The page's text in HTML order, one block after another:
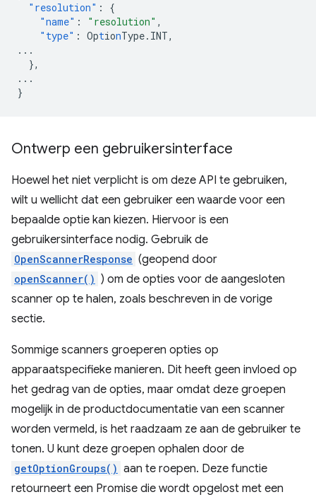
"resolution" :
{
"name" : "resolution" ,
"type" : OptionType.INT,
...
},
...
}
Ontwerp een gebruikersinterface
Hoewel het niet verplicht is om deze API te gebruiken,
wilt u wellicht dat een gebruiker een waarde voor een
bepaalde optie kan kiezen. Hiervoor is een
gebruikersinterface nodig. Gebruik de
OpenScannerResponse (geopend door
openScanner() ) om de opties voor de aangesloten
scanner op te halen, zoals beschreven in de vorige
sectie.
Sommige scanners groeperen opties op
apparaatspecifieke manieren. Dit heeft geen invloed op
het gedrag van de opties, maar omdat deze groepen
mogelijk in de productdocumentatie van een scanner
worden vermeld, is het raadzaam ze aan de gebruiker te
tonen. U kunt deze groepen ophalen door de
getOptionGroups() aan te roepen. Deze functie
retourneert een Promise die wordt opgelost met een